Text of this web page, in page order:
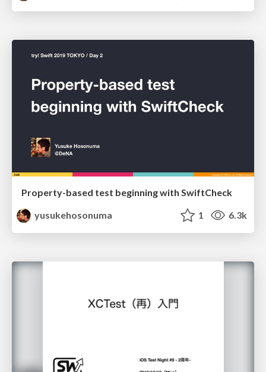
Property-based test beginning with SwiftCheck
yusukehosonuma
1 6.3k